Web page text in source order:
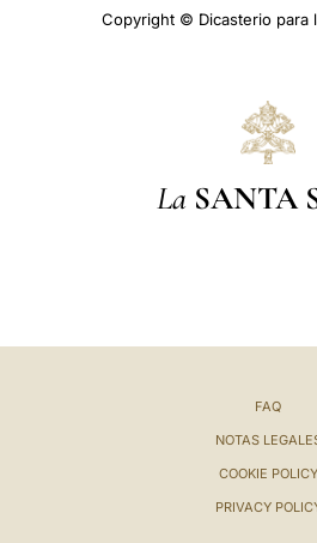
Copyright © Dicasterio para
La SANTA
FAQ
NOTAS
COOKIE POLICY
PRIVACY